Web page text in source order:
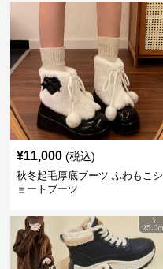
¥11,000 (税込)
秋冬起毛厚底ブーツ ふわもこシ
ョートブーツ